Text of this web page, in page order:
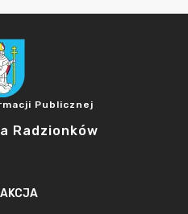
Publicznej
Radzionków